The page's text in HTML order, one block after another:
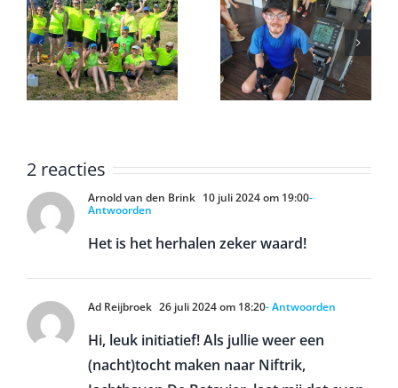
Erwin
voltooid de
marathon op
een
Onderlinge
2 reacties
Arnold van den Brink 10 juli 2024 om 19:00-
Antwoorden
Het is het herhalen zeker waard!
Ad Reijbroek 26 juli 2024 om 18:20- Antwoorden
Hi, leuk initiatief! Als jullie weer een
(nacht)tocht maken naar Niftrik,